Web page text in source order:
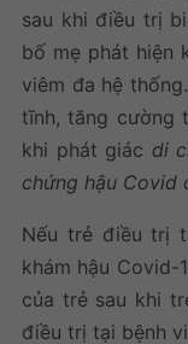
sau khi điều trị
bố mẹ phát hiện
viêm đa hệ
tĩnh, tăng cường
khi phát giác di
chứng hậu Covid
Nếu trẻ điều trị
khám hậu
của trẻ sau khi
điều trị tại bệnh